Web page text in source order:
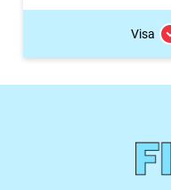
Visa